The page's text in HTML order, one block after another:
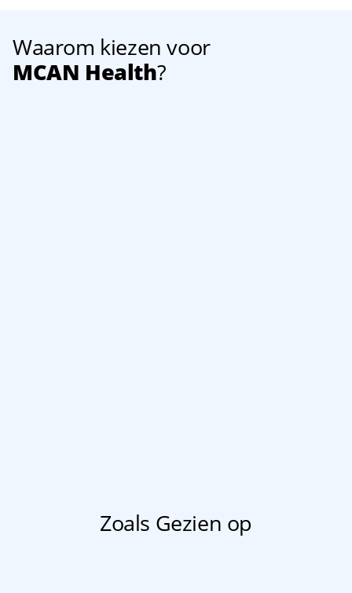
Waarom kiezen voor
MCAN Health?
Zoals Gezien op